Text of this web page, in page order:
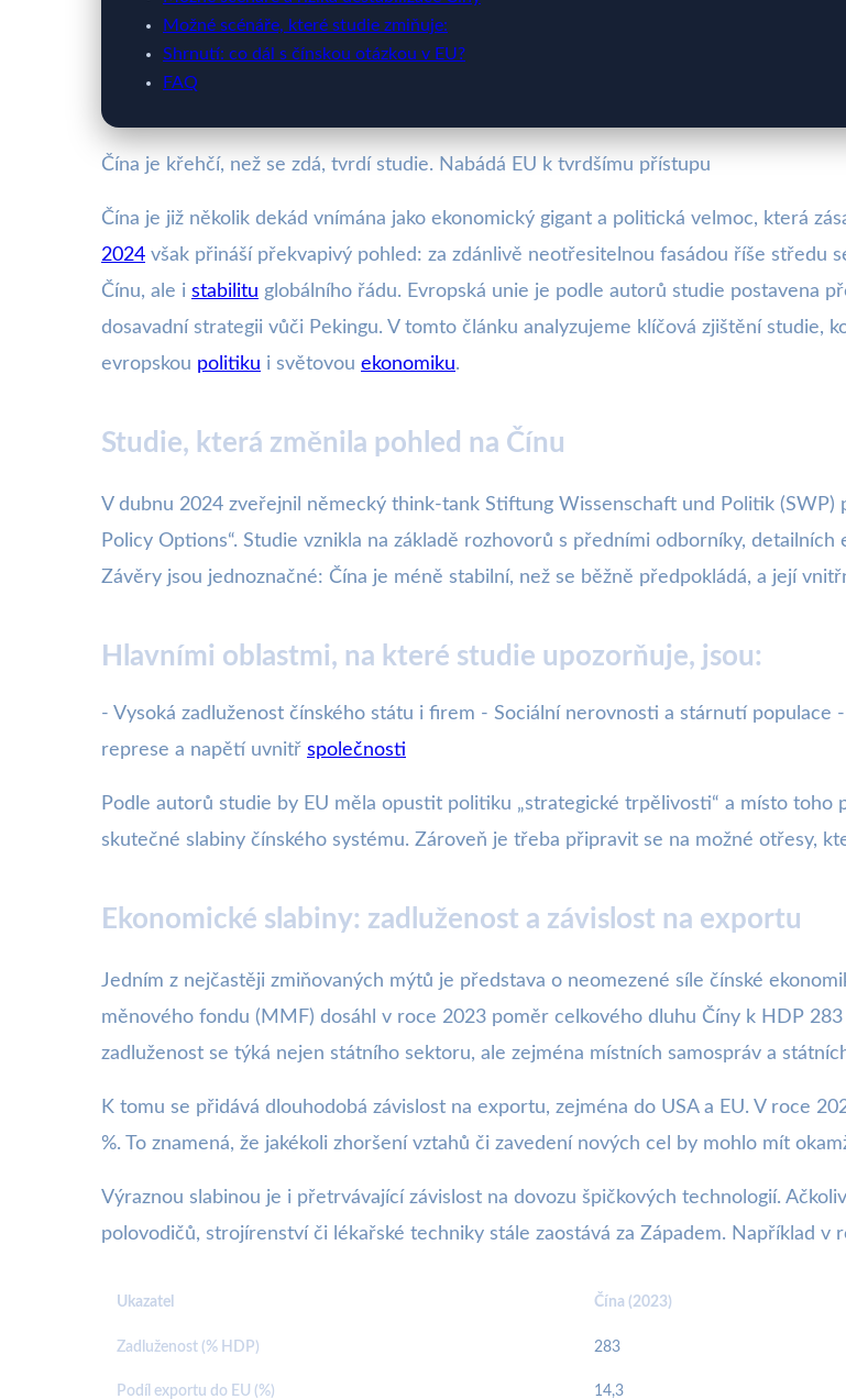
Možné scénáře, které studie zmiňuje:
Shrnutí: co dál s čínskou otázkou v EU?
FAQ
Čína je křehčí, než se zdá, tvrdí studie. Nabádá EU k tvrdšímu přístupu
Čína je již několik dekád vnímána jako ekonomický gigant a politická velmoc, která
2024 však přináší překvapivý pohled: za zdánlivě neotřesitelnou fasádou říše středu
Čínu, ale i stabilitu globálního řádu. Evropská unie je podle autorů studie postavena
dosavadní strategii vůči Pekingu. V tomto článku analyzujeme klíčová zjištění studie,
evropskou politiku i světovou ekonomiku.
Studie, která změnila pohled na Čínu
V dubnu 2024 zveřejnil německý think-tank Stiftung Wissenschaft und Politik (SWP)
Policy Options“. Studie vznikla na základě rozhovorů s předními odborníky,
Závěry jsou jednoznačné: Čína je méně stabilní, než se běžně předpokládá, a její
Hlavními oblastmi, na které studie upozorňuje, jsou:
- Vysoká zadluženost čínského státu i firem - Sociální nerovnosti a stárnutí
represe a napětí uvnitř společnosti
Podle autorů studie by EU měla opustit politiku „strategické trpělivosti“ a místo
skutečné slabiny čínského systému. Zároveň je třeba připravit se na možné otřesy,
Ekonomické slabiny: zadluženost a závislost na exportu
Jedním z nejčastěji zmiňovaných mýtů je představa o neomezené síle čínské
měnového fondu (MMF) dosáhl v roce 2023 poměr celkového dluhu Číny k HDP
zadluženost se týká nejen státního sektoru, ale zejména místních samospráv a
K tomu se přidává dlouhodobá závislost na exportu, zejména do USA a EU. V roce
%. To znamená, že jakékoli zhoršení vztahů či zavedení nových cel by mohlo mít
Výraznou slabinou je i přetrvávající závislost na dovozu špičkových technologií.
polovodičů, strojírenství či lékařské techniky stále zaostává za Západem. Například
Ukazatel Čína (2023)
Zadluženost (% HDP) 283
Podíl exportu do EU (%) 14,3